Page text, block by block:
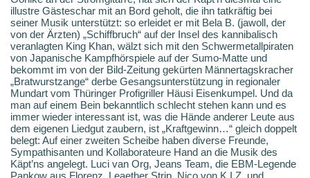
illustre Gästeschar mit an Bord geholt, die ihn tatkräftig bei
seiner Musik unterstützt: so erleidet er mit Bela B. (jawoll, der
von der Ärzten) „Schiffbruch“ auf der Insel des kannibalisch
veranlagten King Khan, wälzt sich mit den Schwermetallpiraten
von Japanische Kampfhörspiele auf der Sumo-Matte und
bekommt im von der Bild-Zeitung gekürten Männertagskracher
„Bratwurstzange“ derbe Gesangsunterstützung in regionaler
Mundart vom Thüringer Profigriller Häusi Eisenkumpel. Und da
man auf einem Bein bekanntlich schlecht stehen kann und es
immer wieder interessant ist, was die Hände anderer Leute aus
dem eigenen Liedgut zaubern, ist „Kraftgewinn…“ gleich doppelt
belegt: Auf einer zweiten Scheibe haben diverse Freunde,
Sympathisanten und Kollaborateure Hand an die Musik des
Käpt’ns angelegt. Luci van Org, Jeans Team, die EBM-Legende